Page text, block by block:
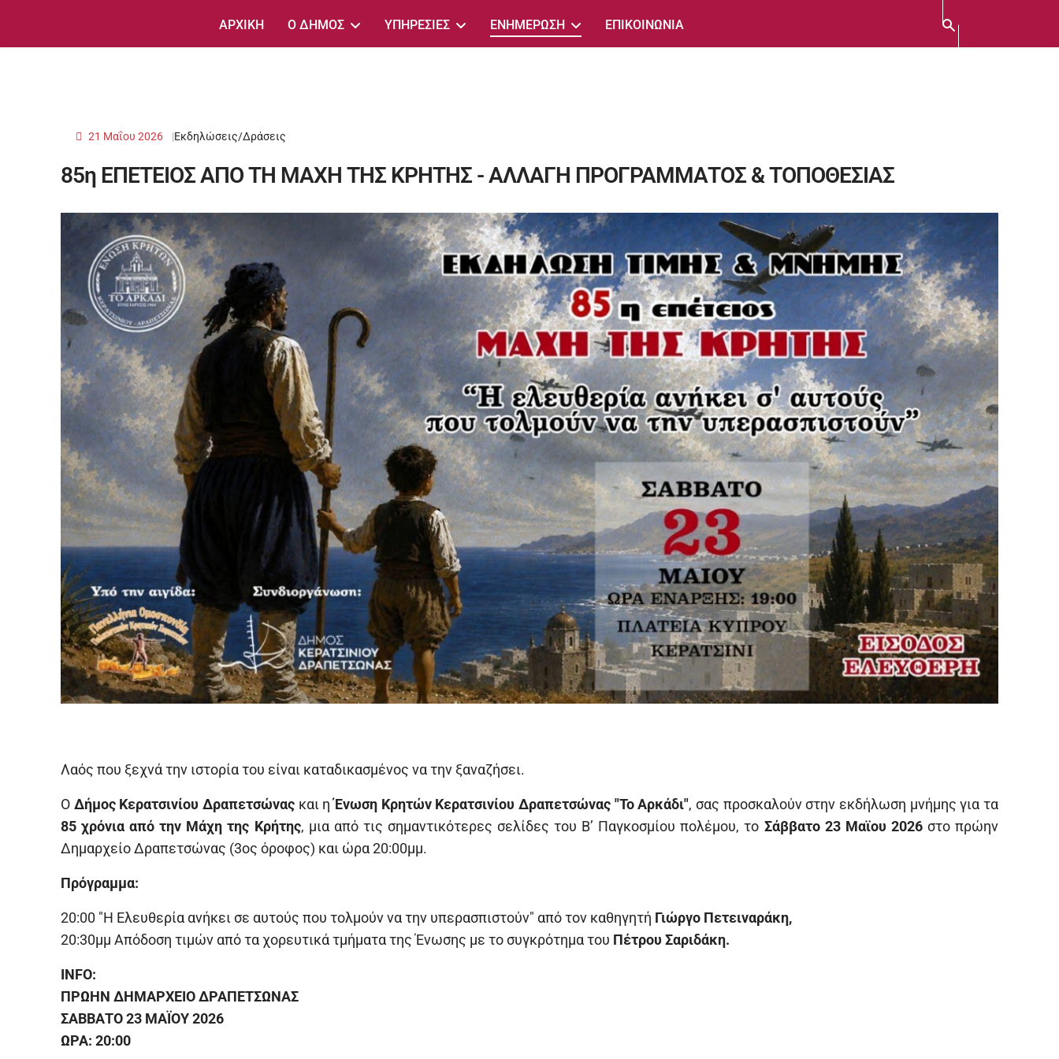
ΑΡΧΙΚΗ Ο ΔΗΜΟΣ ΥΠΗΡΕΣΙΕΣ ΕΝΗΜΕΡΩΣΗ ΕΠΙΚΟΙΝΩΝΙΑ
Εκδηλώσεις/Δράσεις
21 Μαΐου 2026
85η ΕΠΕΤΕΙΟΣ ΑΠΟ ΤΗ ΜΑΧΗ ΤΗΣ ΚΡΗΤΗΣ - ΑΛΛΑΓΗ ΠΡΟΓΡΑΜΜΑΤΟΣ & ΤΟΠΟΘΕΣΙΑΣ
Λαός που ξεχνά την ιστορία του είναι καταδικασμένος να την ξαναζήσει.
Ο Δήμος Κερατσινίου Δραπετσώνας και ηΈνωση Κρητών Κερατσινίου Δραπετσώνας "Το Αρκάδι", σας προσκαλούν στην εκδήλωση μνήμης για τα
85 χρόνια από την Μάχη της Κρήτης, μια από τις σημαντικότερες σελίδες του Β’ Παγκοσμίου πολέμου, το Σάββατο 23 Μαϊου 2026στο πρώην
Δημαρχείο Δραπετσώνας (3ος όροφος) και ώρα 20:00μμ.
Πρόγραμμα:
20:00 "Η Ελευθερία ανήκει σε αυτούς που τολμούν να την υπερασπιστούν" από τον καθηγητή Γιώργο Πετειναράκη,
20:30μμ Απόδοση τιμών από τα χορευτικά τμήματα της Ένωσης με το συγκρότημα του Πέτρου Σαριδάκη.
INFO:
ΠΡΩΗΝ ΔΗΜΑΡΧΕΙΟ ΔΡΑΠΕΤΣΩΝΑΣ
ΣΑΒΒΑΤΟ 23 ΜΑΪΟΥ 2026
ΩΡΑ: 20:00